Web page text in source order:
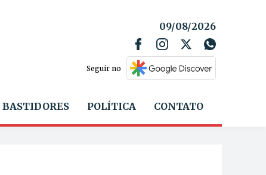
09/08/2026
Seguir no
BASTIDORES POLÍTICA CONTATO